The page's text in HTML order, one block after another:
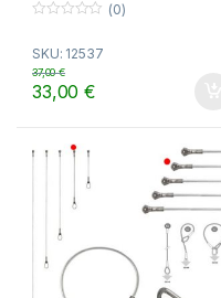
u
t
o
f
(0)
SKU: 12537
33,00€
37,00€